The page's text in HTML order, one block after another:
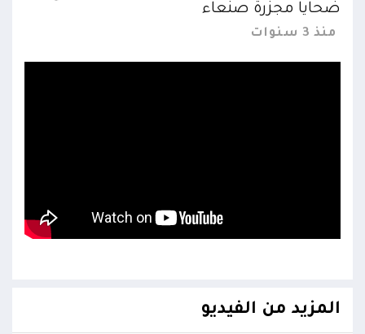
ضحايا مجزرة صنعاء
منذ 3 سنوات
المزيد من الفيديو